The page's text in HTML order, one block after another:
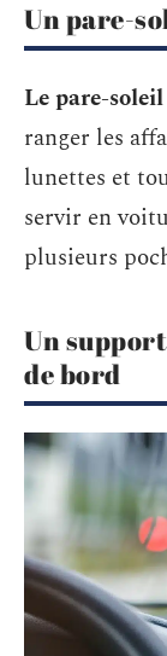
Un pare-
Le pare-
ranger les
lunettes et
servir en
plusieurs
Un
de bord